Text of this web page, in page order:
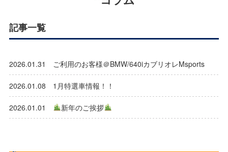
記事一覧
2026.01.31 ご利用のお客様＠BMW/640iカブリオレMsports
2026.01.08 1月特選車情報！！
2026.01.01 新年のご挨拶